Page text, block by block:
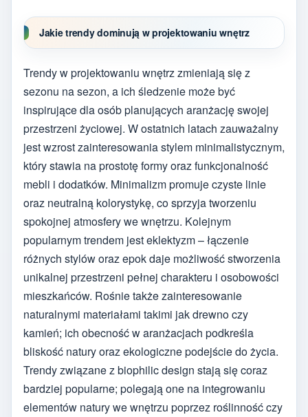
Jakie trendy dominują w projektowaniu wnętrz
Trendy w projektowaniu wnętrz zmieniają się z
sezonu na sezon, a ich śledzenie może być
inspirujące dla osób planujących aranżację swojej
przestrzeni życiowej. W ostatnich latach zauważalny
jest wzrost zainteresowania stylem minimalistycznym,
który stawia na prostotę formy oraz funkcjonalność
mebli i dodatków. Minimalizm promuje czyste linie
oraz neutralną kolorystykę, co sprzyja tworzeniu
spokojnej atmosfery we wnętrzu. Kolejnym
popularnym trendem jest eklektyzm – łączenie
różnych stylów oraz epok daje możliwość stworzenia
unikalnej przestrzeni pełnej charakteru i osobowości
mieszkańców. Rośnie także zainteresowanie
naturalnymi materiałami takimi jak drewno czy
kamień; ich obecność w aranżacjach podkreśla
bliskość natury oraz ekologiczne podejście do życia.
Trendy związane z biophilic design stają się coraz
bardziej popularne; polegają one na integrowaniu
elementów natury we wnętrzu poprzez roślinność czy